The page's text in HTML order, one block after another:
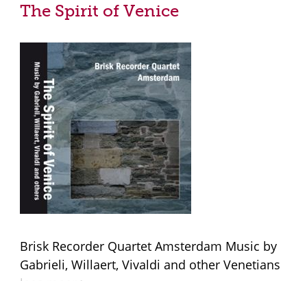
The Spirit of Venice
Brisk Recorder Quartet Amsterdam Music by
Gabrieli, Willaert, Vivaldi and other Venetians